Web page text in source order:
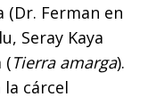
Ferman en
Seray Kaya
(Tierra amarga).
cárcel